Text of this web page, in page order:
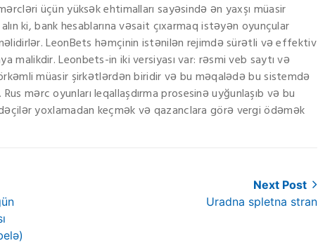
üçün yüksək ehtimalları sayəsində ən yaxşı müasir
ki, bank hesablarına vəsait çıxarmaq istəyən oyunçular
LeonBets həmçinin istənilən rejimdə sürətli və effektiv
malikdir. Leonbets-in iki versiyası var: rəsmi veb saytı və
müasir şirkətlərdən biridir və bu məqalədə bu sistemdə
mərc oyunları leqallaşdırma prosesinə uyğunlaşıb və bu
yoxlamadan keçmək və qazanclara görə vergi ödəmək
Next Post
Next
Uradna spletna stran